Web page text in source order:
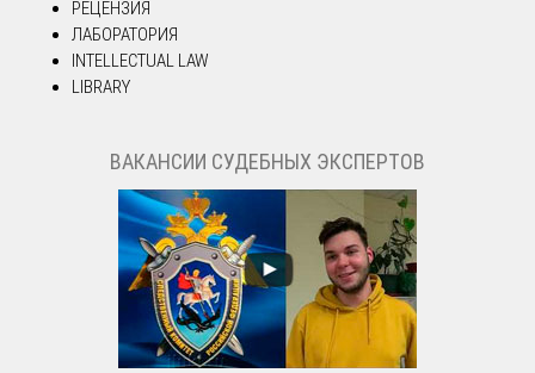
РЕЦЕНЗИЯ
ЛАБОРАТОРИЯ
INTELLECTUAL LAW
LIBRARY
ВАКАНСИИ СУДЕБНЫХ ЭКСПЕРТОВ